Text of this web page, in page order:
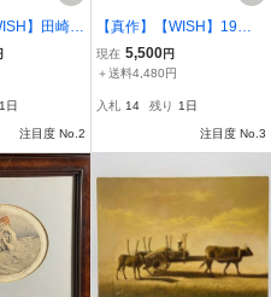
】田崎広
根の富
◆湖と緑に
本芸術院
1日
注目度 No.2
【真作】【WISH】19世
紀絵画 サイン有 油彩 25
号大 大作 1868年作 ◆入
可憐な少女名画 #2607
現在 5,500円
＋送料4,480円
入札 14 残り 1日
注目度 No.3